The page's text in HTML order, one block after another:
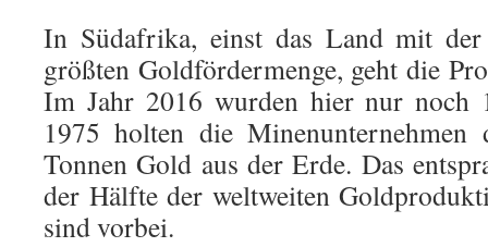
In Südafrika, einst das Land mit
größten Goldfördermenge, geht die
Im Jahr 2016 wurden hier nur noch
1975 holten die Minenunternehmen
Tonnen Gold aus der Erde. Das
der Hälfte der weltweiten
sind vorbei.